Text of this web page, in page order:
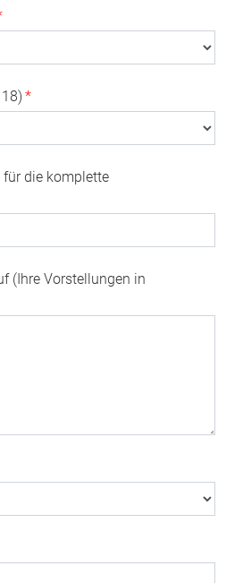
*
für die komplette
(Ihre Vorstellungen in